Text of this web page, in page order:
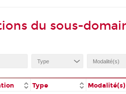
du sous-
Type Modalité(s)